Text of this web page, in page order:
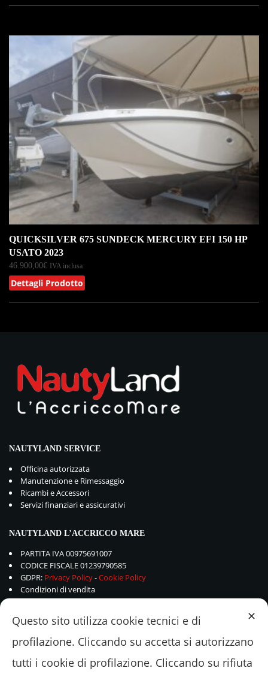
QUICKSILVER 675 SUNDECK MERCURY EFI 150 HP
USATO 2023
46.900,00€ IVA inclusa
Dettagli Prodotto
NAUTYLAND SERVICE
Officina autorizzata
Manutenzione e Rimessaggio
Ricambi e Accessori
Servizi finanziari e assicurativi
NAUTYLAND L’ACCRICCO MARE
PARTITA IVA 00975691007
CODICE FISCALE 01239790585
GDPR: Privacy Policy-Cookie Policy
Condizioni di vendita
✕
Questo sito utilizza cookie tecnici e di
profilazione. Cliccando su accetta si autorizzano
tutti i cookie di profilazione. Cliccando su rifiuta